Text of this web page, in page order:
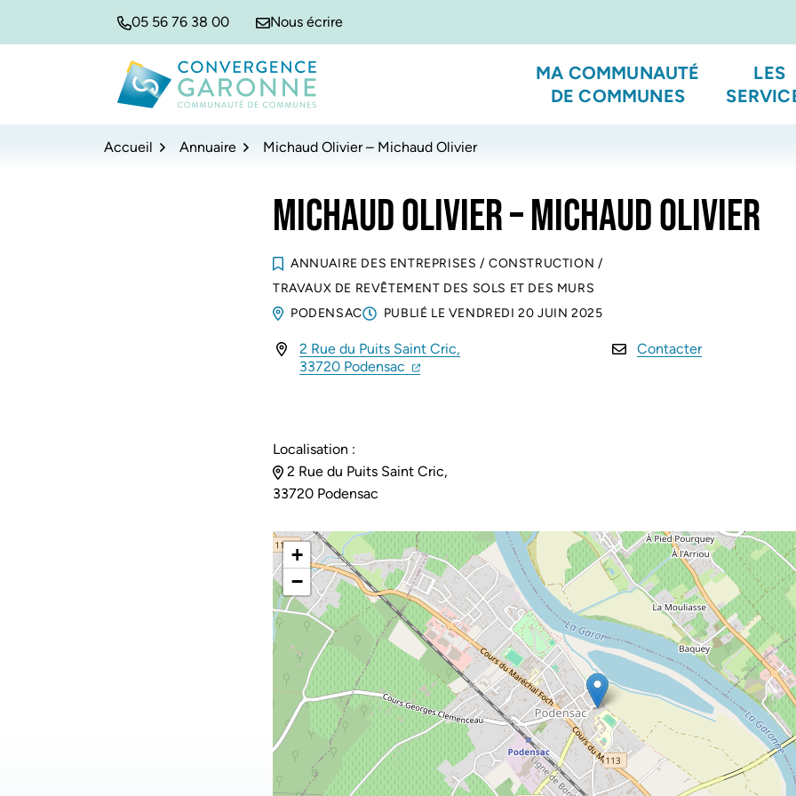
05 56 76 38 00 Nous écrire
Convergence Garonne
MA COMMUNAUTÉ
DE COMMUNES
LES
Accueil Annuaire Michaud Olivier – Michaud Olivier
MICHAUD OLIVIER – MICHAUD OLIVIER
ANNUAIRE DES ENTREPRISES / CONSTRUCTION /
TRAVAUX DE REVÊTEMENT DES SOLS ET DES MURS
PODENSAC
PUBLIÉ LE VENDREDI 20 JUIN 2025
INFOS UTILES
2 Rue du Puits Saint Cric,
33720 Podensac (ouverture dans un nouvel onglet)
(ouverture dans un nouvel onglet)
Contacter
Localisation :
2 Rue du Puits Saint Cric,
33720 Podensac
+
−